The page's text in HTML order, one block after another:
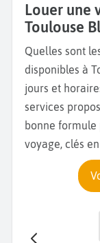
Louer une
Toulouse
Quelles sont
disponibles à
jours et
services
bonne
voyage, clés